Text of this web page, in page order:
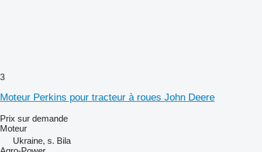
3
Moteur Perkins pour tracteur à roues John Deere
Prix sur demande
Moteur
Ukraine, s. Bila